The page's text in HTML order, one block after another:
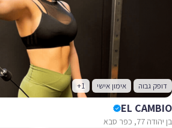
דופק גבוה אימון אישי +1
EL CAMBIO
בן יהודה 77, כפר סבא